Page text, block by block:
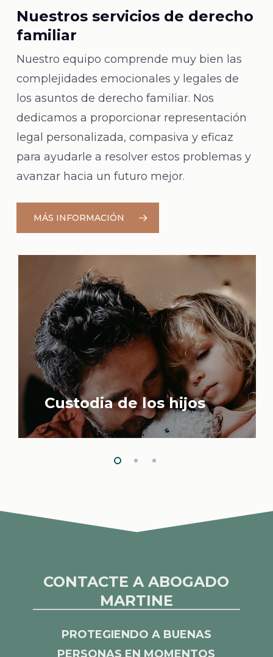
9
Nuestros servicios de derecho
familiar
Nuestro equipo comprende muy bien las
complejidades emocionales y legales de
los asuntos de derecho familiar. Nos
dedicamos a proporcionar representación
legal personalizada, compasiva y eficaz
para ayudarle a resolver estos problemas y
avanzar hacia un futuro mejor.
MÁS INFORMACIÓN
Custodia de los hijos
CONTACTE A ABOGADO
MARTINE
PROTEGIENDO A BUENAS
PERSONAS EN MOMENTOS